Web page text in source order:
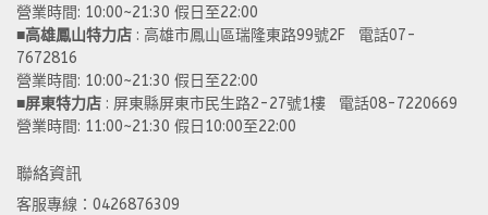
營業時間: 10:00~21:30 假日至22:00
■高雄鳳山特力店 : 高雄市鳳山區瑞隆東路99號2F   電話07-
7672816
營業時間: 10:00~21:30 假日至22:00
■屏東特力店 : 屏東縣屏東市民生路2-27號1樓   電話08-7220669
營業時間: 11:00~21:30 假日10:00至22:00
聯絡資訊
客服專線：0426876309